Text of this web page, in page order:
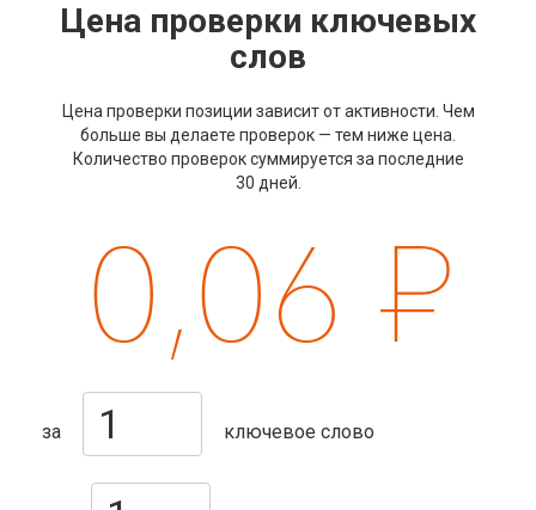
Цена проверки ключевых
слов
Цена проверки позиции зависит от активности. Чем
больше вы делаете проверок — тем ниже цена.
Количество проверок суммируется за последние
30 дней.
0,06
за ключевое слово